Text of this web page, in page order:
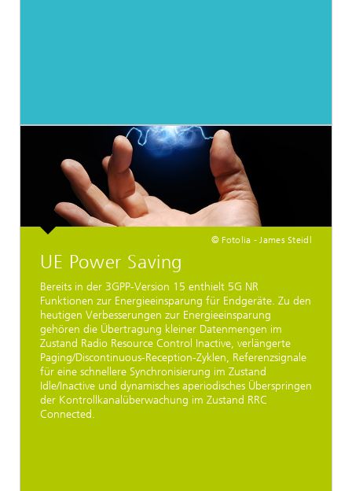
© Fotolia - James Steidl
UE Power Saving
Bereits in der 3GPP-Version 15 enthielt 5G NR
Funktionen zur Energieeinsparung für Endgeräte. Zu den
heutigen Verbesserungen zur Energieeinsparung
gehören die Übertragung kleiner Datenmengen im
Zustand Radio Resource Control Inactive, verlängerte
Paging/Discontinuous-Reception-Zyklen, Referenzsignale
für eine schnellere Synchronisierung im Zustand
Idle/Inactive und dynamisches aperiodisches Überspringen
der Kontrollkanalüberwachung im Zustand RRC
Connected.